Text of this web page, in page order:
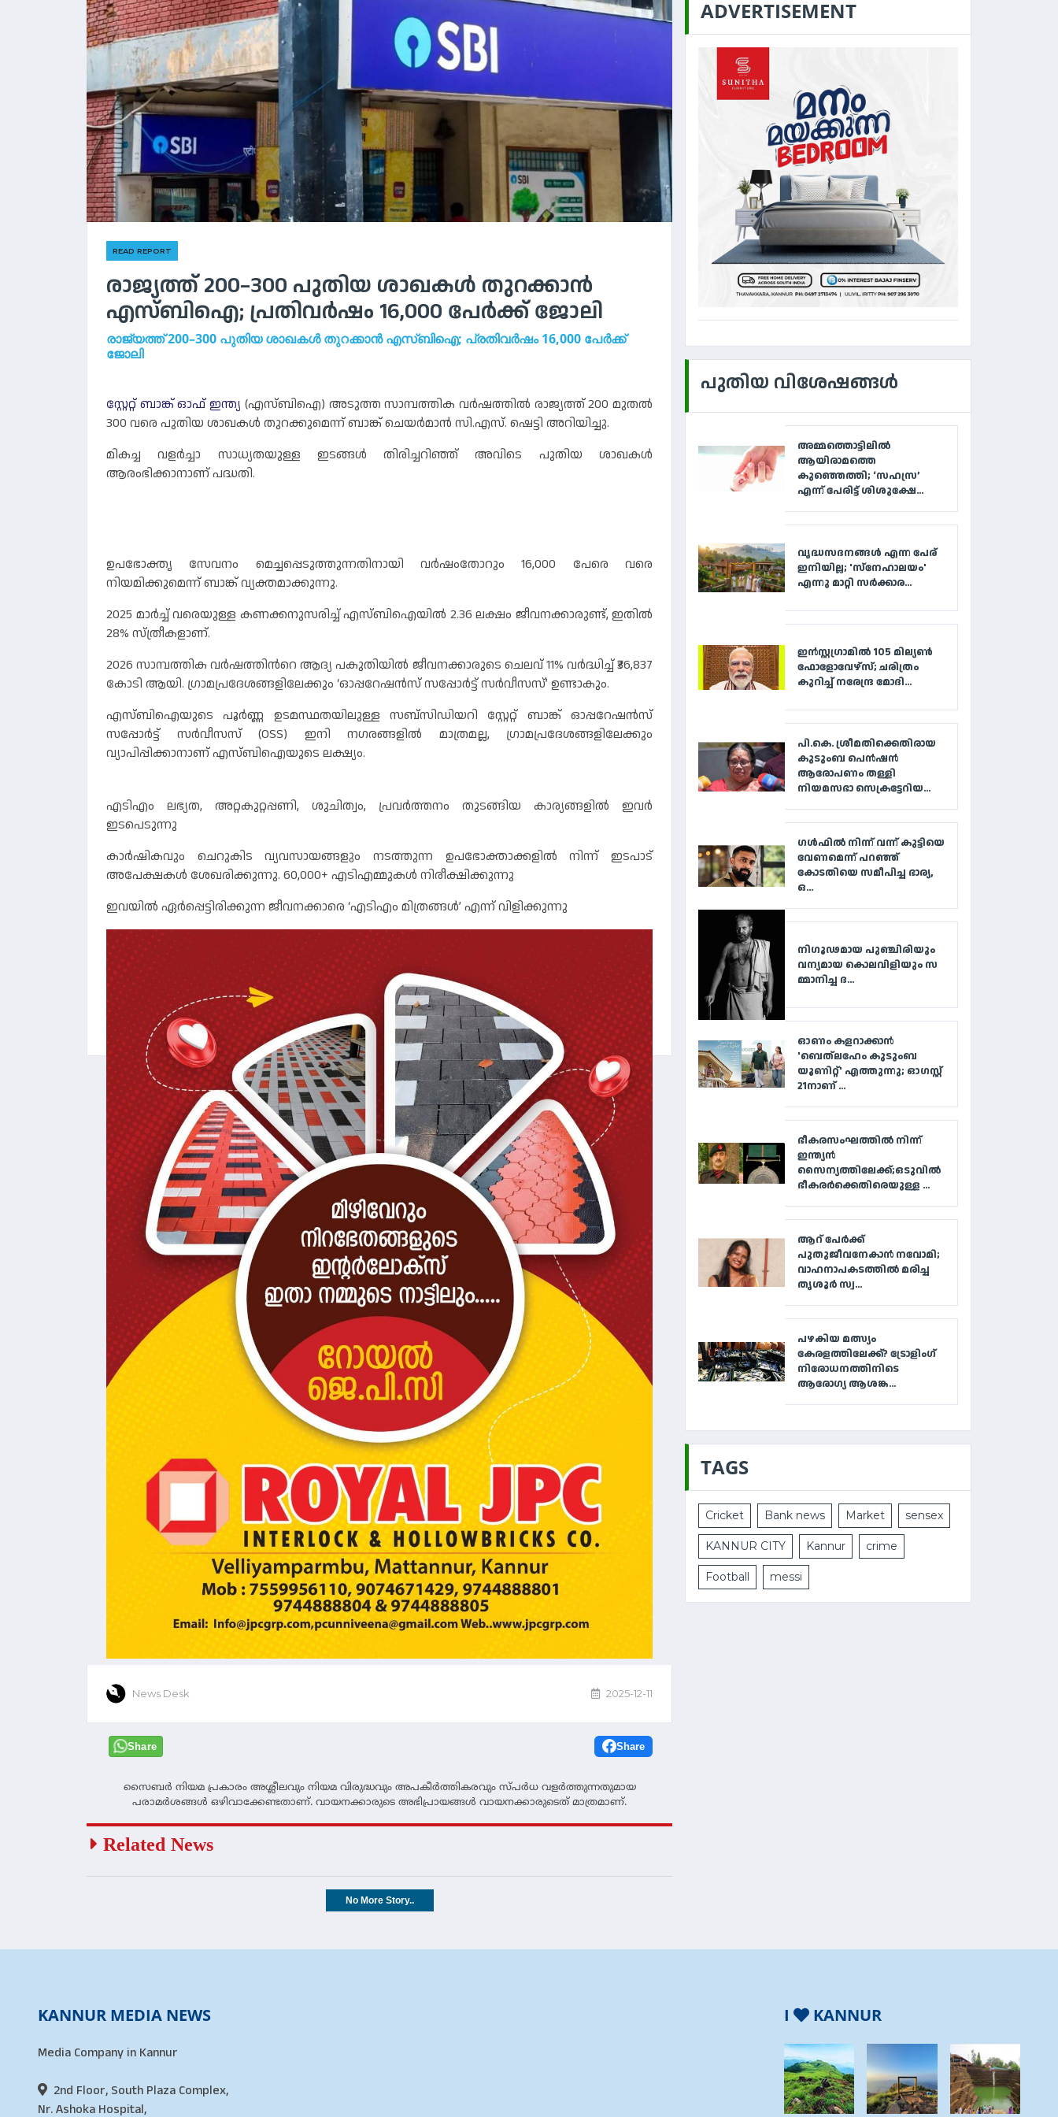
READ REPORT
രാജ്യത്ത് 200–300 പുതിയ ശാഖകൾ തുറക്കാൻ
എസ്‌ബിഐ; പ്രതിവർഷം 16,000 പേർക്ക് ജോലി
രാജ്യത്ത് 200–300 പുതിയ ശാഖകൾ തുറക്കാൻ എസ്‌ബിഐ; പ്രതിവർഷം 16,000 പേർക്ക്
ജോലി
സ്റ്റേറ്റ് ബാങ്ക് ഓഫ് ഇന്ത്യ (എസ്‌ബിഐ) അടുത്ത സാമ്പത്തിക വർഷത്തിൽ രാജ്യത്ത് 200 മുതൽ
300 വരെ പുതിയ ശാഖകൾ തുറക്കുമെന്ന് ബാങ്ക് ചെയർമാൻ സി.എസ്. ഷെട്ടി അറിയിച്ചു.
മികച്ച വളർച്ചാ സാധ്യതയുള്ള ഇടങ്ങൾ തിരിച്ചറിഞ്ഞ് അവിടെ പുതിയ ശാഖകൾ
ആരംഭിക്കാനാണ് പദ്ധതി.
ഉപഭോക്തൃ സേവനം മെച്ചപ്പെടുത്തുന്നതിനായി വർഷംതോറും 16,000 പേരെ വരെ
നിയമിക്കുമെന്ന് ബാങ്ക് വ്യക്തമാക്കുന്നു.
2025 മാർച്ച് വരെയുള്ള കണക്കനുസരിച്ച് എസ്‌ബിഐയിൽ 2.36 ലക്ഷം ജീവനക്കാരുണ്ട്, ഇതിൽ
28% സ്ത്രീകളാണ്.
2026 സാമ്പത്തിക വർഷത്തിന്‍റെ ആദ്യ പകുതിയിൽ ജീവനക്കാരുടെ ചെലവ് 11% വർദ്ധിച്ച് ₹36,837
കോടി ആയി. ഗ്രാമപ്രദേശങ്ങളിലേക്കും ‘ഓപ്പറേഷൻസ് സപ്പോർട്ട് സർവീസസ്’ ഉണ്ടാകും.
എസ്‌ബിഐയുടെ പൂർണ്ണ ഉടമസ്ഥതയിലുള്ള സബ്സിഡിയറി സ്റ്റേറ്റ് ബാങ്ക് ഓപ്പറേഷൻസ്
സപ്പോർട്ട് സർവീസസ് (OSS) ഇനി നഗരങ്ങളിൽ മാത്രമല്ല, ഗ്രാമപ്രദേശങ്ങളിലേക്കും
വ്യാപിപ്പിക്കാനാണ് എസ്‌ബിഐയുടെ ലക്ഷ്യം.
എടിഎം ലഭ്യത, അറ്റകുറ്റപ്പണി, ശുചിത്വം, പ്രവർത്തനം തുടങ്ങിയ കാര്യങ്ങളിൽ ഇവർ
ഇടപെടുന്നു
കാർഷികവും ചെറുകിട വ്യവസായങ്ങളും നടത്തുന്ന ഉപഭോക്താക്കളിൽ നിന്ന് ഇടപാട്
അപേക്ഷകൾ ശേഖരിക്കുന്നു. 60,000+ എടിഎമ്മുകൾ നിരീക്ഷിക്കുന്നു
ഇവയിൽ ഏർപ്പെട്ടിരിക്കുന്ന ജീവനക്കാരെ ‘എടിഎം മിത്രങ്ങൾ’ എന്ന് വിളിക്കുന്നു
News Desk 2025-12-11
Share Share
സൈബര്‍ നിയമ പ്രകാരം അശ്ലീലവും നിയമ വിരുദ്ധവും അപകീര്‍ത്തികരവും സ്പര്‍ധ വളര്‍ത്തുന്നതുമായ
പരാമര്‍ശങ്ങള്‍ ഒഴിവാക്കേണ്ടതാണ്. വായനക്കാരുടെ അഭിപ്രായങ്ങള്‍ വായനക്കാരുടെത് മാത്രമാണ്.
Related News
No More Story..
ADVERTISEMENT
പുതിയ വിശേഷങ്ങൾ
അമ്മത്തൊട്ടിലിൽ
ആയിരാമത്തെ
കുഞ്ഞെത്തി; ‘സഹസ്ര’
എന്ന് പേരിട്ട് ശിശുക്ഷേ...
വൃദ്ധസദനങ്ങള്‍ എന്ന പേര്
ഇനിയില്ല; 'സ്‌നേഹാലയം'
എന്നു മാറ്റി സര്‍ക്കാര...
ഇൻസ്റ്റഗ്രാമിൽ 105 മില്യൺ
ഫോളോവേഴ്‌സ്; ചരിത്രം
കുറിച്ച് നരേന്ദ്ര മോദി...
പി.കെ. ശ്രീമതിക്കെതിരായ
കുടുംബ പെൻഷൻ
ആരോപണം തള്ളി
നിയമസഭാ സെക്രട്ടേറിയ...
ഗൾഫിൽ നിന്ന് വന്ന് കുട്ടിയെ
വേണമെന്ന് പറഞ്ഞ്
കോടതിയെ സമീപിച്ച ഭാര്യ,
ഒ...
നി​ഗൂ​ഢ​മാ​യ പു​ഞ്ചി​രി​യും
വ​ന്യ​മാ​യ കൊ​ല​വി​ളി​യും സ​
മ്മാ​നി​ച്ച ദ...
ഓണം കളറാക്കാൻ
'ബെത്‌ലഹേം കുടുംബ
യൂണിറ്റ്' എത്തുന്നു; ഓഗസ്റ്റ്
21നാണ് ...
ഭീകരസംഘത്തിൽ നിന്ന്
ഇന്ത്യൻ
സൈന്യത്തിലേക്ക്;ഒടുവിൽ
ഭീകരർക്കെതിരെയുള്ള ...
ആറ് പേര്‍ക്ക്
പുതുജീവനേകാന്‍ നവോമി;
വാഹനാപകടത്തില്‍ മരിച്ച
തൃശൂര്‍ സ്വ...
പഴകിയ മത്സ്യം
കേരളത്തിലേക്ക്? ട്രോളിംഗ്
നിരോധനത്തിനിടെ
ആരോഗ്യ ആശങ്ക...
TAGS
Cricket Bank news Market sensex
KANNUR CITY Kannur crime
Football messi
KANNUR MEDIA NEWS
Media Company in Kannur
2nd Floor, South Plaza Complex,
Nr. Ashoka Hospital,
I KANNUR